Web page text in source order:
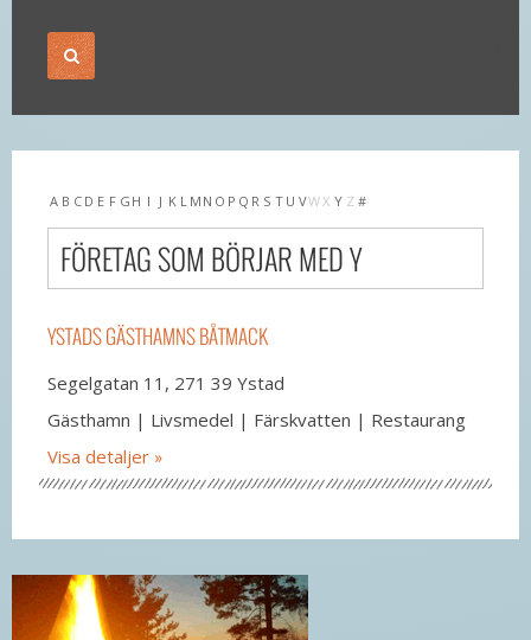
A B C D E F G H I J K L M N O P Q R S T U VWX Y Z #
FÖRETAG SOM BÖRJAR MED Y
YSTADS GÄSTHAMNS BÅTMACK
Segelgatan 11, 271 39 Ystad
Gästhamn | Livsmedel | Färskvatten | Restaurang
Visa detaljer